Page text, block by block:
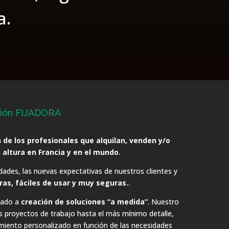
FIJADORA
de los profesionales que alquilan, venden y/o
en Francia y en el mundo.
las nuevas expectativas de nuestros clientes y
fáciles de usar y muy seguras..
a creación de soluciones “a medida”. Nuestro
proyectos de trabajo hasta el más mínimo detalle,
personalizado en función de las necesidades